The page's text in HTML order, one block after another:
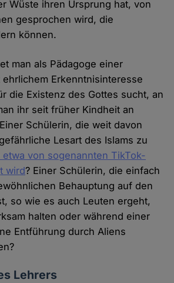
Wüste ihren Ursprung hat, von
gesprochen wird, die
können.
man als Pädagoge einer
Erkenntnisinteresse
die Existenz des Gottes sucht, an
ihr seit früher Kindheit an
Schülerin, die weit davon
Lesart des Islams zu
etwa von sogenannten TikTok-
wird? Einer Schülerin, die einfach
Behauptung auf den
so wie es auch Leuten ergeht,
halten oder während einer
Entführung durch Aliens
Lehrers